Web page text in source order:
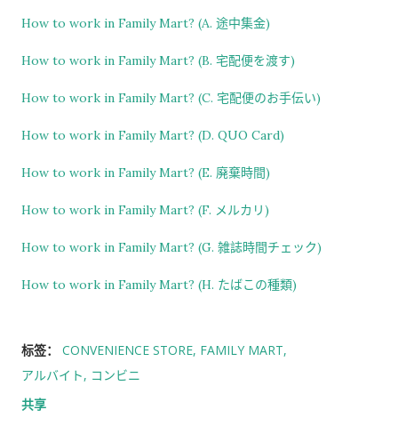
How to work in Family Mart? (A. 途中集金)
How to work in Family Mart? (B. 宅配便を渡す)
How to work in Family Mart? (C. 宅配便のお手伝い)
How to work in Family Mart? (D. QUO Card)
How to work in Family Mart? (E. 廃棄時間)
How to work in Family Mart? (F. メルカリ)
How to work in Family Mart? (G. 雑誌時間チェック)
How to work in Family Mart? (H. たばこの種類)
标签： CONVENIENCE STORE FAMILY MART
アルバイト
コンビニ
共享